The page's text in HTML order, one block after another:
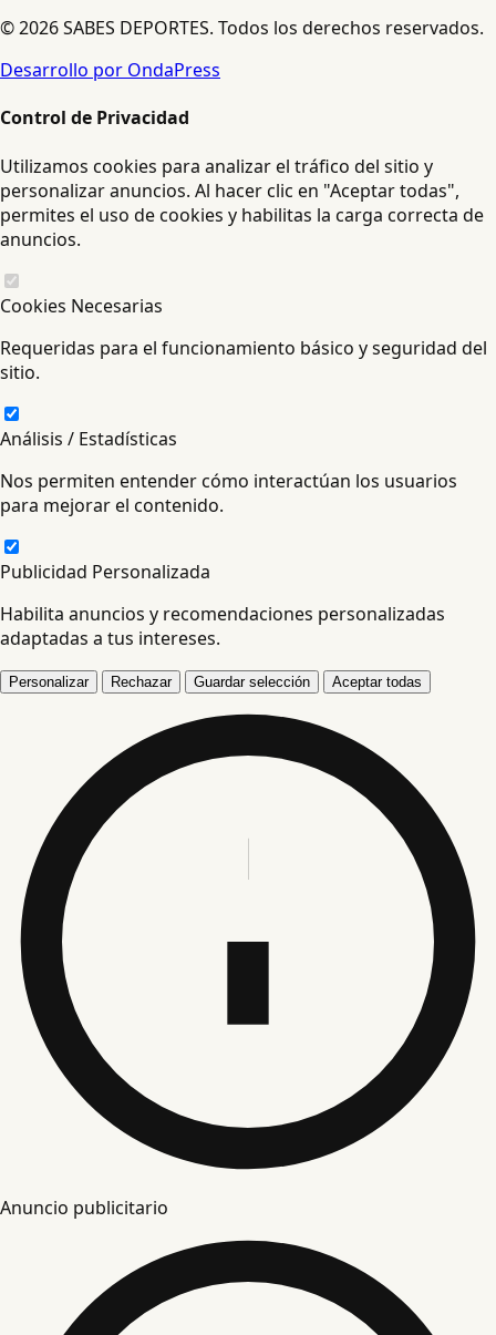
© 2026 SABES DEPORTES. Todos los derechos reservados.
Desarrollo por OndaPress
Control de Privacidad
Utilizamos cookies para analizar el tráfico del sitio y
personalizar anuncios. Al hacer clic en "Aceptar todas",
permites el uso de cookies y habilitas la carga correcta de
anuncios.
Cookies Necesarias
Requeridas para el funcionamiento básico y seguridad del
sitio.
Análisis / Estadísticas
Nos permiten entender cómo interactúan los usuarios
para mejorar el contenido.
Publicidad Personalizada
Habilita anuncios y recomendaciones personalizadas
adaptadas a tus intereses.
Personalizar Rechazar Guardar selección Aceptar todas
Anuncio publicitario